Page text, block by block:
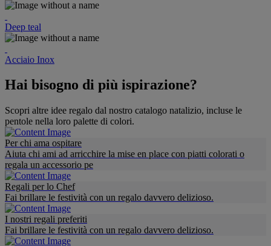
Deep teal
Acciaio Inox
Hai bisogno di più ispirazione?
Scopri altre idee regalo dal nostro catalogo natalizio, incluse le
pentole nella loro palette di colori.
Per chi ama ospitare
Aiuta chi ami ad arricchire la mise en place con piatti colorati o
regala un accessorio pe
Regali per lo Chef
Fai brillare le festività con un regalo davvero delizioso.
I nostri regali preferiti
Fai brillare le festività con un regalo davvero delizioso.